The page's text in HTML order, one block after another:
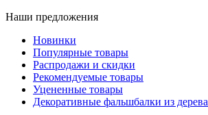
Наши предложения
Новинки
Популярные товары
Распродажи и скидки
Рекомендуемые товары
Уцененные товары
Декоративные фальшбалки из дерева